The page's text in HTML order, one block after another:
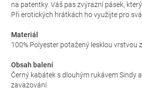
na patentky. Váš pas zvýrazní pásek,
Při erotických hrátkách ho využijte pro
Materiál
100% Polyester potažený lesklou vrstvou
Obsah balení
Černý kabátek s dlouhým rukávem Sindy
zavazování